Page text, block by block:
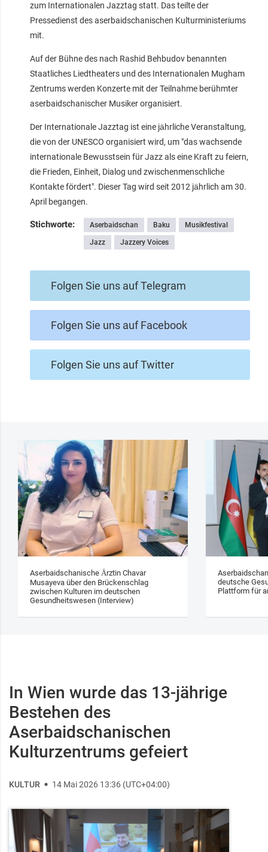
zum Internationalen Jazztag statt. Das teilte der
Pressedienst des aserbaidschanischen Kulturministeriums
mit.
Auf der Bühne des nach Rashid Behbudov benannten
Staatliches Liedtheaters und des Internationalen Mugham
Zentrums werden Konzerte mit der Teilnahme berühmter
aserbaidschanischer Musiker organisiert.
Der Internationale Jazztag ist eine jährliche Veranstaltung,
die von der UNESCO organisiert wird, um "das wachsende
internationale Bewusstsein für Jazz als eine Kraft zu feiern,
die Frieden, Einheit, Dialog und zwischenmenschliche
Kontakte fördert". Dieser Tag wird seit 2012 jährlich am 30.
April begangen.
Stichworte: Aserbaidschan Baku Musikfestival
Jazz Jazzery Voices
Folgen Sie uns auf Telegram
Folgen Sie uns auf Facebook
Folgen Sie uns auf Twitter
Aserbaidschanische Ärztin Chavar
Musayeva über den Brückenschlag
zwischen Kulturen im deutschen
Gesundheitswesen (Interview)
deutsche
Plattform für
In Wien wurde das 13‑jährige
Bestehen des
Aserbaidschanischen
Kulturzentrums gefeiert
KULTUR 14 Mai 2026 13:36 (UTC+04:00)